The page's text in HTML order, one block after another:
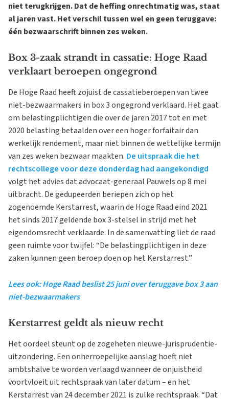
niet terugkrijgen. Dat de heffing onrechtmatig was, staat
al jaren vast. Het verschil tussen wel en geen teruggave:
één bezwaarschrift binnen zes weken.
Box 3-zaak strandt in cassatie: Hoge Raad
verklaart beroepen ongegrond
De Hoge Raad heeft zojuist de cassatieberoepen van twee
niet-bezwaarmakers in box 3 ongegrond verklaard. Het gaat
om belastingplichtigen die over de jaren 2017 tot en met
2020 belasting betaalden over een hoger forfaitair dan
werkelijk rendement, maar niet binnen de wettelijke termijn
van zes weken bezwaar maakten. De uitspraak die het
rechtscollege voor deze donderdag had aangekondigd
volgt het advies dat advocaat-generaal Pauwels op 8 mei
uitbracht. De gedupeerden beriepen zich op het
zogenoemde Kerstarrest, waarin de Hoge Raad eind 2021
het sinds 2017 geldende box 3-stelsel in strijd met het
eigendomsrecht verklaarde. In de samenvatting liet de raad
geen ruimte voor twijfel: “De belastingplichtigen in deze
zaken kunnen geen beroep doen op het Kerstarrest.”
Lees ook: Hoge Raad beslist 25 juni over teruggave box 3 aan
niet-bezwaarmakers
Kerstarrest geldt als nieuw recht
Het oordeel steunt op de zogeheten nieuwe-jurisprudentie-
uitzondering. Een onherroepelijke aanslag hoeft niet
ambtshalve te worden verlaagd wanneer de onjuistheid
voortvloeit uit rechtspraak van later datum – en het
Kerstarrest van 24 december 2021 is zulke rechtspraak. “Dat